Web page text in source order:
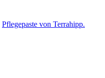
Pflegepaste von Terrahipp.